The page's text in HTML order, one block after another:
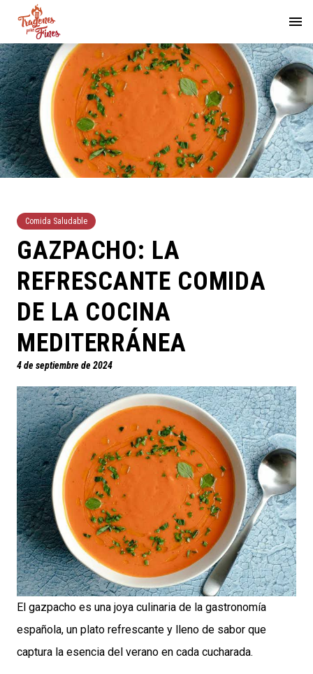
Comida Saludable
GAZPACHO: LA
REFRESCANTE COMIDA
DE LA COCINA
MEDITERRÁNEA
4 de septiembre de 2024
El gazpacho es una joya culinaria de la gastronomía
española, un plato refrescante y lleno de sabor que
captura la esencia del verano en cada cucharada.